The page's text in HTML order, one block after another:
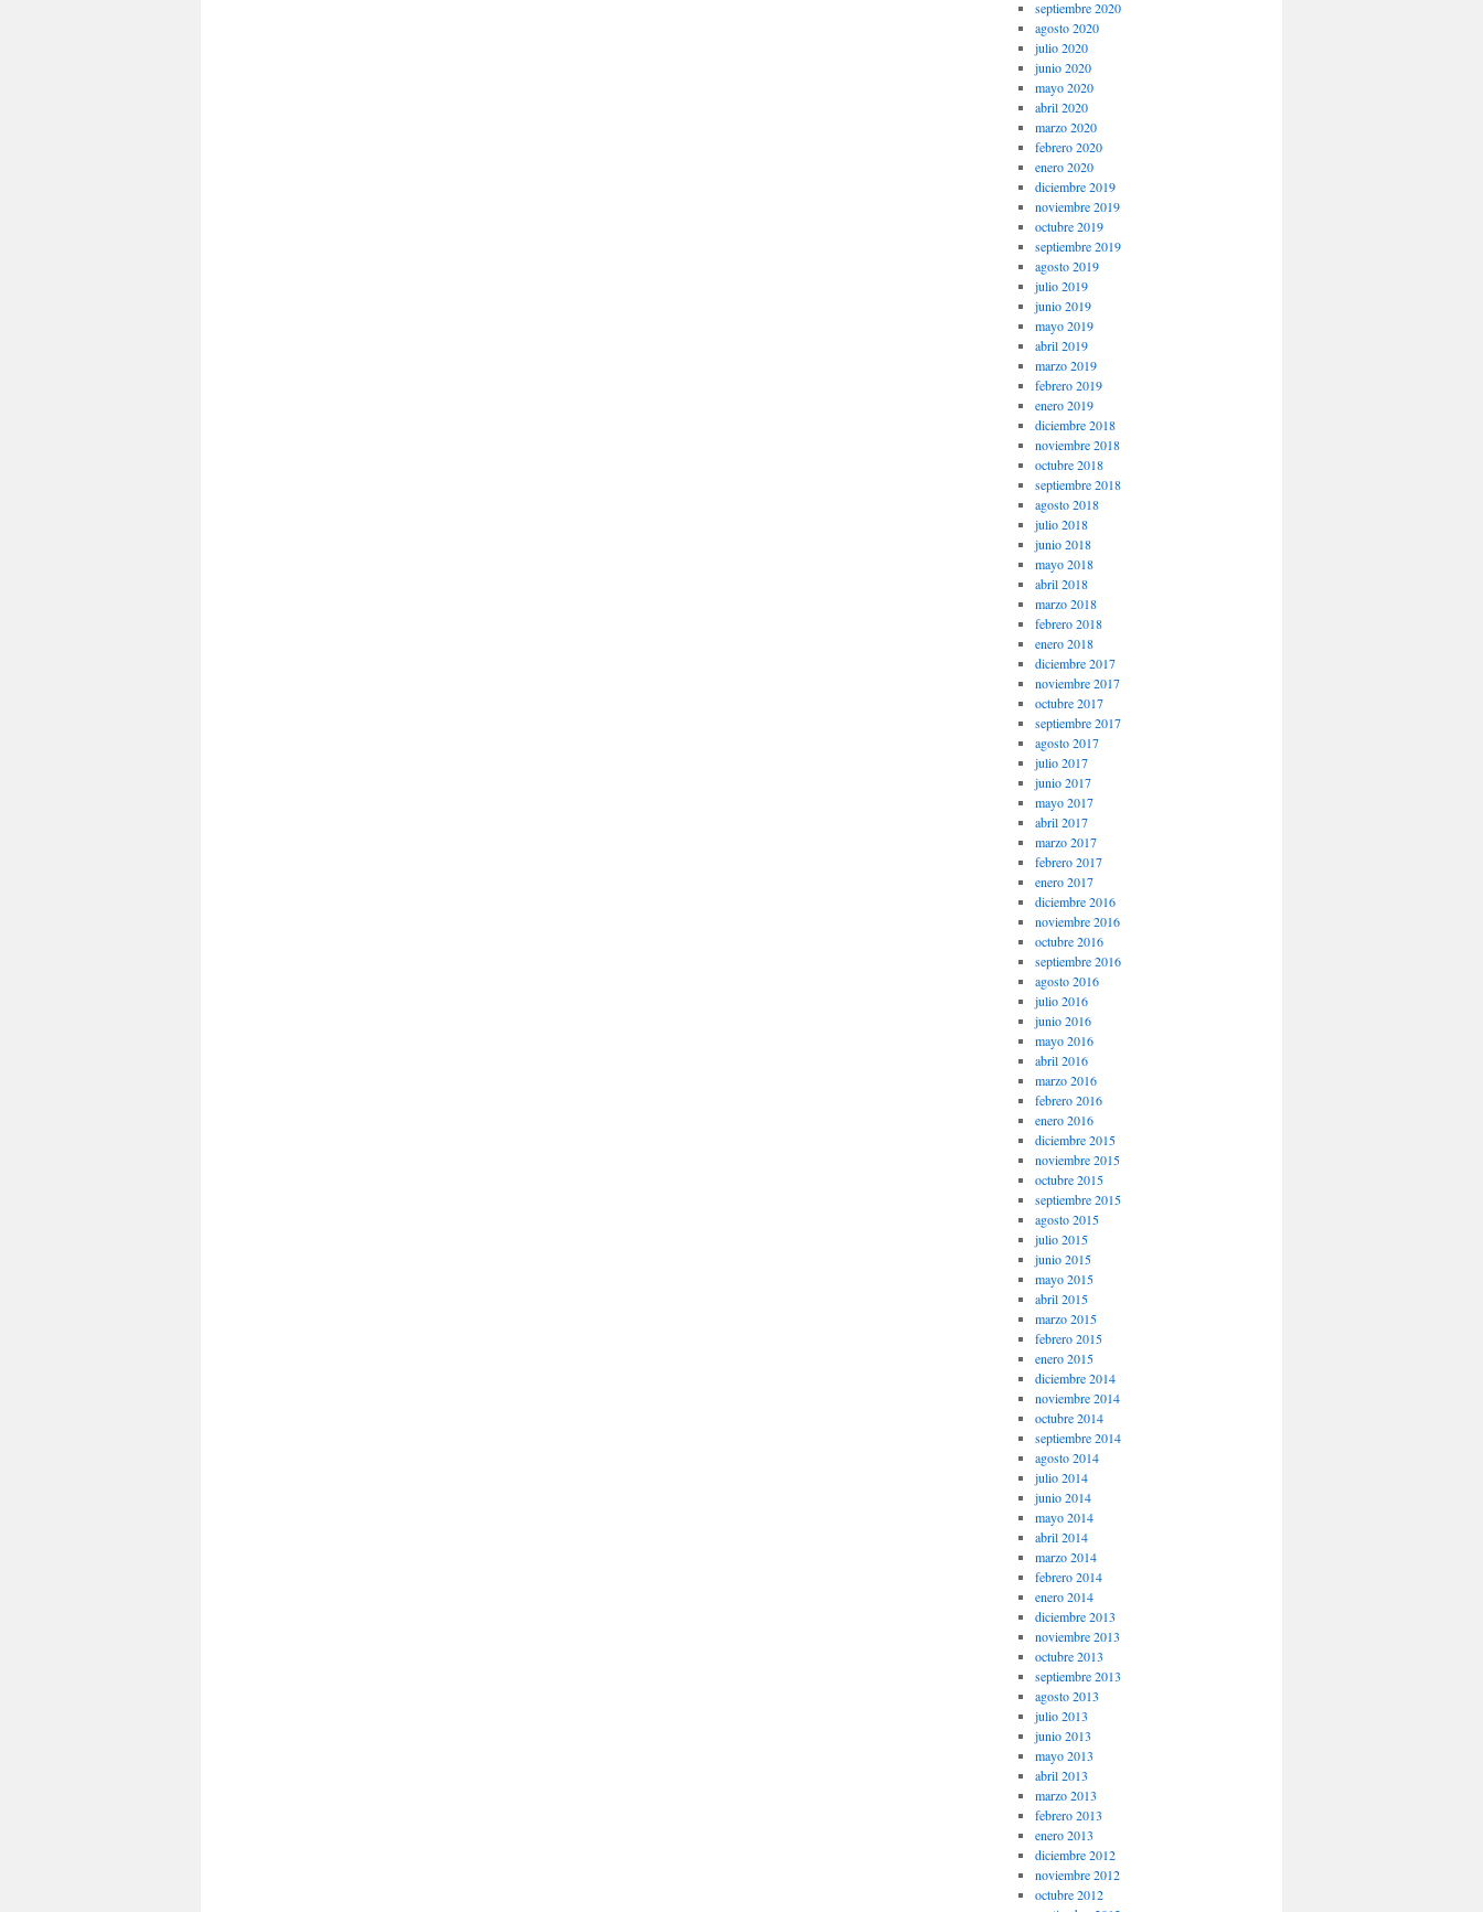
septiembre 2020
agosto 2020
julio 2020
junio 2020
mayo 2020
abril 2020
marzo 2020
febrero 2020
enero 2020
diciembre 2019
noviembre 2019
octubre 2019
septiembre 2019
agosto 2019
julio 2019
junio 2019
mayo 2019
abril 2019
marzo 2019
febrero 2019
enero 2019
diciembre 2018
noviembre 2018
octubre 2018
septiembre 2018
agosto 2018
julio 2018
junio 2018
mayo 2018
abril 2018
marzo 2018
febrero 2018
enero 2018
diciembre 2017
noviembre 2017
octubre 2017
septiembre 2017
agosto 2017
julio 2017
junio 2017
mayo 2017
abril 2017
marzo 2017
febrero 2017
enero 2017
diciembre 2016
noviembre 2016
octubre 2016
septiembre 2016
agosto 2016
julio 2016
junio 2016
mayo 2016
abril 2016
marzo 2016
febrero 2016
enero 2016
diciembre 2015
noviembre 2015
octubre 2015
septiembre 2015
agosto 2015
julio 2015
junio 2015
mayo 2015
abril 2015
marzo 2015
febrero 2015
enero 2015
diciembre 2014
noviembre 2014
octubre 2014
septiembre 2014
agosto 2014
julio 2014
junio 2014
mayo 2014
abril 2014
marzo 2014
febrero 2014
enero 2014
diciembre 2013
noviembre 2013
octubre 2013
septiembre 2013
agosto 2013
julio 2013
junio 2013
mayo 2013
abril 2013
marzo 2013
febrero 2013
enero 2013
diciembre 2012
noviembre 2012
octubre 2012